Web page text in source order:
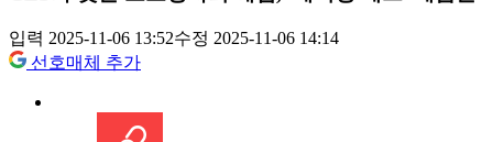
입력 2025-11-06 13:52수정 2025-11-06 14:14
선호매체 추가